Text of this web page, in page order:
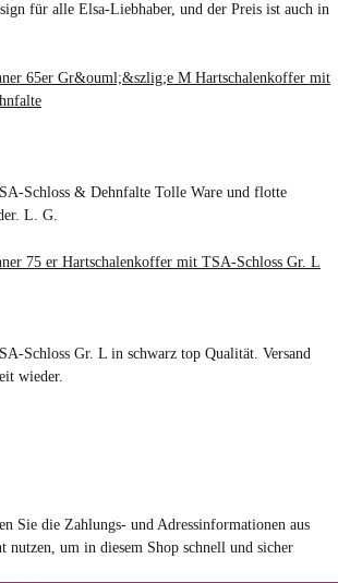
für alle Elsa-Liebhaber, und der Preis ist auch in
Schloss & Dehnfalte Tolle Ware und flotte
L. G.
Schloss Gr. L in schwarz top Qualität. Versand
wieder.
Sie die Zahlungs- und Adressinformationen aus
nutzen, um in diesem Shop schnell und sicher